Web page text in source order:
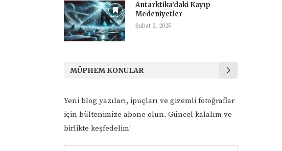
Antarktika’daki Kayıp
Medeniyetler
Şubat 2, 2025
MÜPHEM KONULAR
Yeni blog yazıları, ipuçları ve gizemli fotoğraflar
için bültenimize abone olun. Güncel kalalım ve
birlikte keşfedelim!